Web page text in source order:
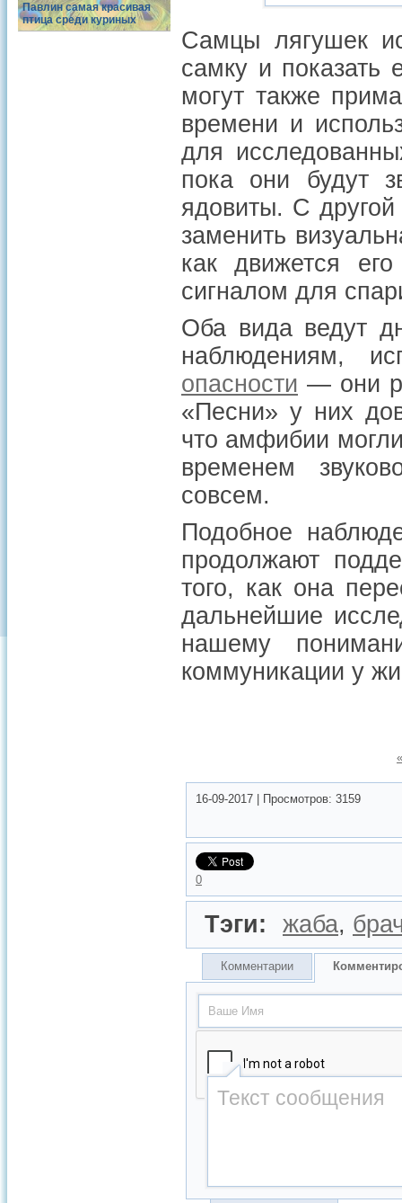
Павлин самая красивая
птица среди куриных
Самцы лягушек
самку и показать
могут также
времени и
для
пока они будут
ядовиты. С
заменить
как движется
сигналом для
Оба вида ведут
наблюдениям,
опасности — они
«Песни» у них
что амфибии
временем
совсем.
Подобное
продолжают
того, как она
дальнейшие
нашему
коммуникации у
16-09-2017 Просмотров: 3159
0
Тэги: жаба,
Комментарии